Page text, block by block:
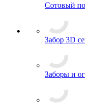
Сотовый
Забор 3D
Заборы и